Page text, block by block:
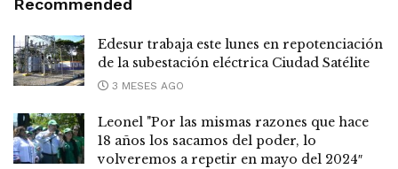
Recommended
Edesur trabaja este lunes en repotenciación
de la subestación eléctrica Ciudad Satélite
3 MESES AGO
Leonel "Por las mismas razones que hace
18 años los sacamos del poder, lo
volveremos a repetir en mayo del 2024″